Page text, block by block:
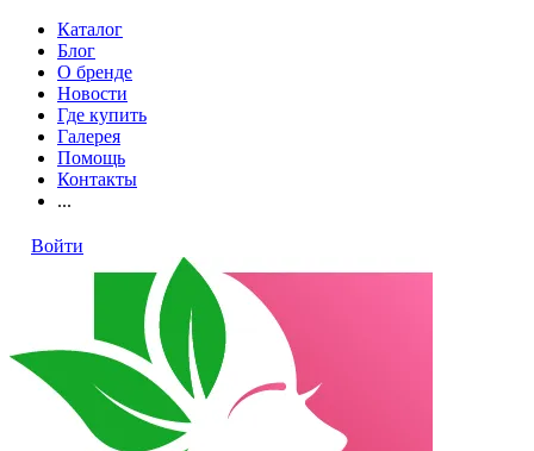
Каталог
Блог
О бренде
Новости
Где купить
Галерея
Помощь
Контакты
...
Войти